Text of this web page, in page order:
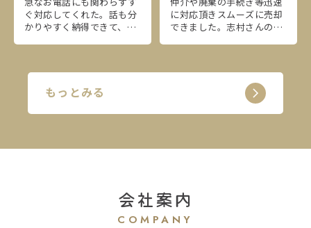
ぐ対応してくれた。話も分
かりやすく納得できて、お
に対応頂きスムーズに売却
できました。志村さんの人
もっとみる
会社案内
COMPANY